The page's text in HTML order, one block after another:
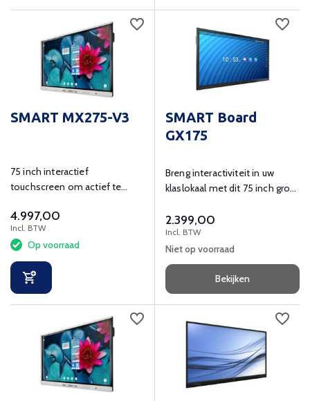
SMART MX275-V3
75 inch interactief
touchscreen om actief te
klas.
4.997,00
Incl. BTW
Op voorraad
SMART Board
GX175
Breng interactiviteit in uw
klaslokaal met dit 75 inch grote
2.399,00
Incl. BTW
Niet op voorraad
Bekijken